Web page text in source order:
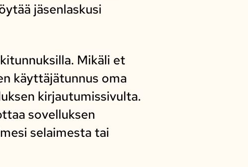
jäsenlaskusi
Mikäli et
käyttäjätunnus oma
kirjautumissivulta.
sovelluksen
selaimesta tai